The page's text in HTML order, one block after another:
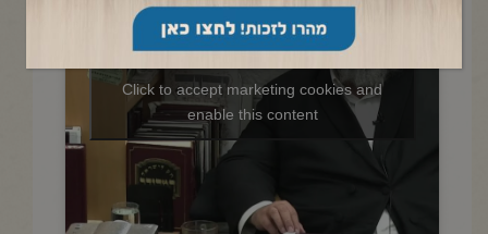
Click to accept marketing cookies and
enable this content